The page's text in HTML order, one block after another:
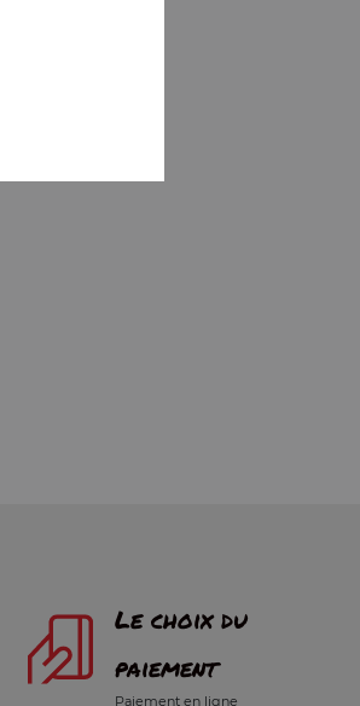
Le choix du
paiement
Paiement en ligne